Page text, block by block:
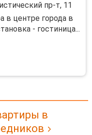
пр-т, 11
в центре города в
- гостиница...
в